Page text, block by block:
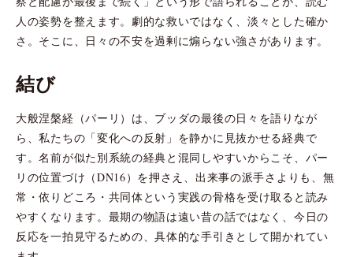
人の姿勢を整えます。劇的な救いではなく、淡々とした確か
さ。そこに、日々の不安を過剰に煽らない強さがあります。
結び
大般涅槃経（パーリ）は、ブッダの最後の日々を語りなが
ら、私たちの「変化への反射」を静かに見抜かせる経典で
す。名前が似た別系統の経典と混同しやすいからこそ、パー
リの位置づけ（DN16）を押さえ、出来事の派手さよりも、無
常・依りどころ・共同体という実践の骨格を受け取ると読み
やすくなります。最期の物語は遠い昔の話ではなく、今日の
反応を一拍見守るための、具体的な手引きとして開かれてい